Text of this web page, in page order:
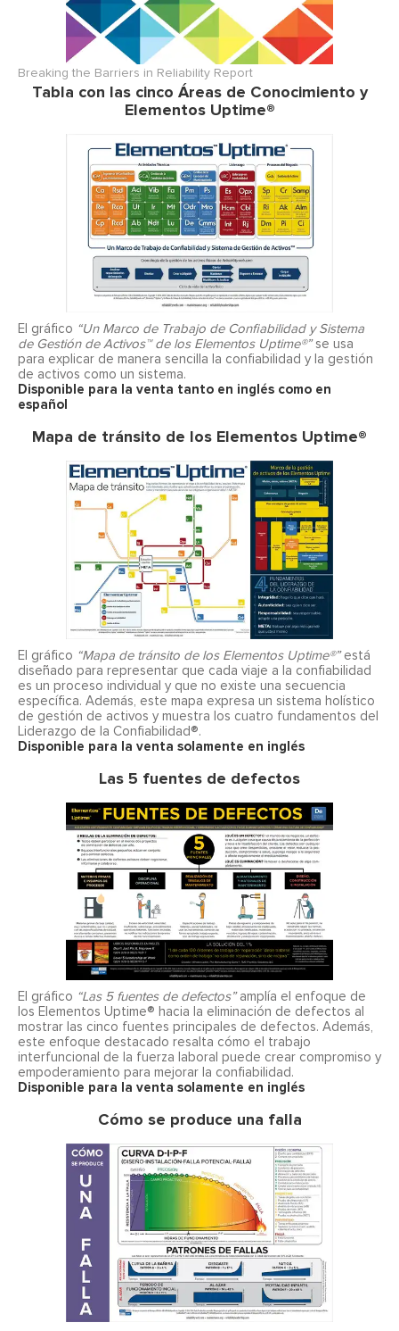
Breaking the Barriers in Reliability Report
Tabla con las cinco Áreas de Conocimiento y
Elementos Uptime®
El gráfico “Un Marco de Trabajo de Confiabilidad y Sistema
de Gestión de Activos™ de los Elementos Uptime®”se usa
para explicar de manera sencilla la confiabilidad y la gestión
de activos como un sistema.
Disponible para la venta tanto en inglés como en
español
Mapa de tránsito de los Elementos Uptime®
El gráfico “Mapa de tránsito de los Elementos Uptime®”está
diseñado para representar que cada viaje a la confiabilidad
es un proceso individual y que no existe una secuencia
específica. Además, este mapa expresa un sistema holístico
de gestión de activos y muestra los cuatro fundamentos del
Liderazgo de la Confiabilidad®.
Disponible para la venta solamente en inglés
Las 5 fuentes de defectos
El gráfico “Las 5 fuentes de defectos”amplía el enfoque de
los Elementos Uptime® hacia la eliminación de defectos al
mostrar las cinco fuentes principales de defectos. Además,
este enfoque destacado resalta cómo el trabajo
interfuncional de la fuerza laboral puede crear compromiso y
empoderamiento para mejorar la confiabilidad.
Disponible para la venta solamente en inglés
Cómo se produce una falla